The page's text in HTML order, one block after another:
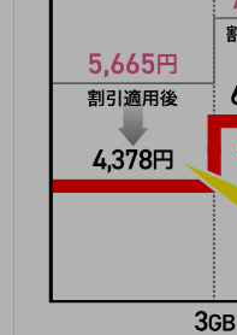
業務支援・マーケティング
災害対策・BCP
課題・ニーズで探す
課題・ニーズで探すTOP
コミュニケーション・情報共有